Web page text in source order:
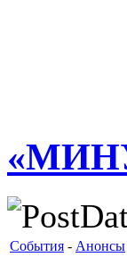
События - Анонсы